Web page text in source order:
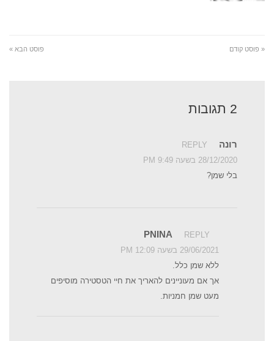
« פוסט קודם פוסט הבא »
2 תגובות
רונה
REPLY
28/12/2020 בשעה 9:49 PM
בלי שמן?
PNINA
REPLY
29/06/2021 בשעה 12:09 PM
ללא שמן כלל.
אך אם מעוניינים להאריך את חיי הטסטירה מוסיפים
מעט שמן חמניות.